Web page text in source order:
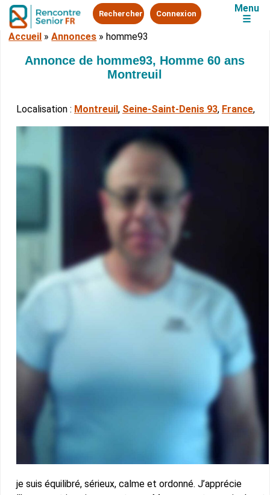
Rechercher Connexion
Menu
☰
Accueil »Annonces » homme93
Annonce de homme93, Homme 60 ans
Montreuil
Localisation : Montreuil, Seine-Saint-Denis 93, France,
je suis équilibré, sérieux, calme et ordonné. J’apprécie